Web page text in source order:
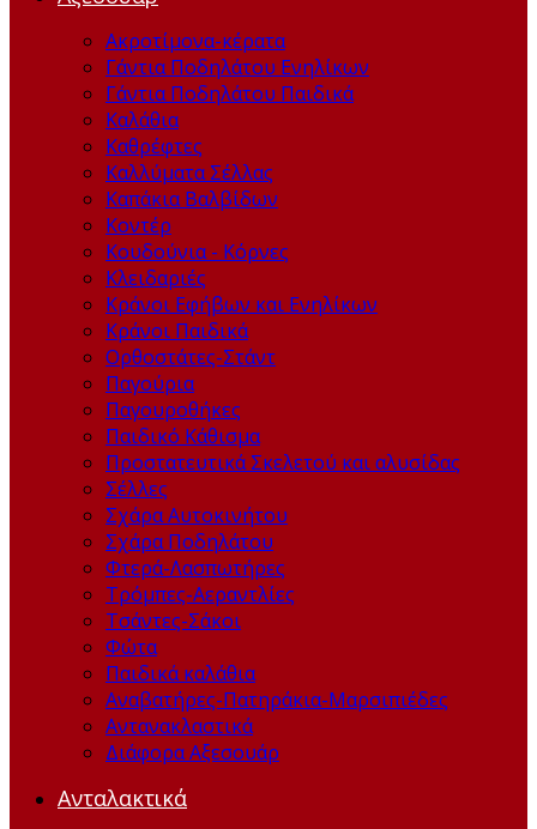
Ακροτίμονα-κέρατα
Γάντια Ποδηλάτου Ενηλίκων
Γάντια Ποδηλάτου Παιδικά
Καλάθια
Καθρέφτες
Καλλύματα Σέλλας
Καπάκια Βαλβίδων
Kοντέρ
Κουδούνια - Κόρνες
Κλειδαριές
Κράνοι Εφήβων και Ενηλίκων
Κράνοι Παιδικά
Ορθοστάτες-Στάντ
Παγούρια
Παγουροθήκες
Παιδικό Κάθισμα
Προστατευτικά Σκελετού και αλυσίδας
Σέλλες
Σχάρα Αυτοκινήτου
Σχάρα Ποδηλάτου
Φτερά-Λασπωτήρες
Τρόμπες-Αεραντλίες
Τσάντες-Σάκοι
Φώτα
Παιδικά καλάθια
Αναβατήρες-Πατηράκια-Μαρσιπιέδες
Αντανακλαστικά
Διάφορα Αξεσουάρ
Ανταλακτικά